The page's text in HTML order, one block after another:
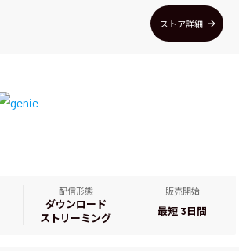
ストア詳細
配信形態
ダウンロード
ストリーミング
販売開始
最短 3日間